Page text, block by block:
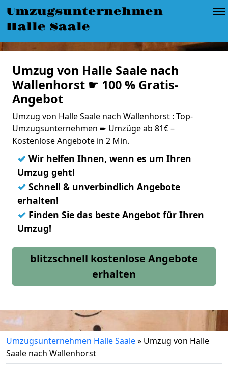
Umzugsunternehmen
Halle Saale
Umzug von Halle Saale nach
Wallenhorst ☛ 100 % Gratis-
Angebot
Umzug von Halle Saale nach Wallenhorst : Top-
Umzugsunternehmen ➨ Umzüge ab 81€ –
Kostenlose Angebote in 2 Min.
✓ Wir helfen Ihnen, wenn es um Ihren
Umzug geht!
✓ Schnell & unverbindlich Angebote
erhalten!
✓ Finden Sie das beste Angebot für Ihren
Umzug!
blitzschnell kostenlose Angebote
erhalten
Umzugsunternehmen Halle Saale» Umzug von Halle
Saale nach Wallenhorst